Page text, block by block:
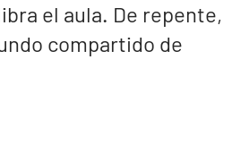
el aula. De repente,
compartido de